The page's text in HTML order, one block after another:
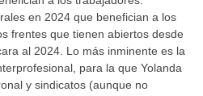
en 2024 que benefician a los
frentes que tienen abiertos desde
al 2024. Lo más inminente es la
para la que Yolanda
y sindicatos (aunque no